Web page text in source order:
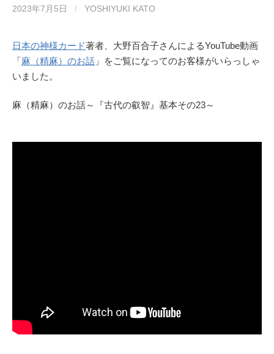
2023年7月5日 / YOSHIYUKI KATO
日本の神様カード著者、大野百合子さんによるYouTube動画
「麻（精麻）のお話 」をご覧になってのお客様がいらっしゃ
いました。
麻（精麻）のお話～『古代の叡智』基本その23～